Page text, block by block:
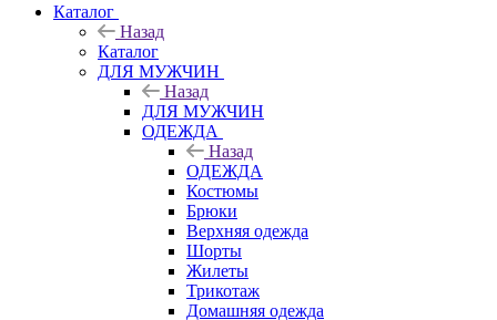
Каталог
Назад
Каталог
ДЛЯ МУЖЧИН
Назад
ДЛЯ МУЖЧИН
ОДЕЖДА
Назад
ОДЕЖДА
Костюмы
Брюки
Верхняя одежда
Шорты
Жилеты
Трикотаж
Домашняя одежда